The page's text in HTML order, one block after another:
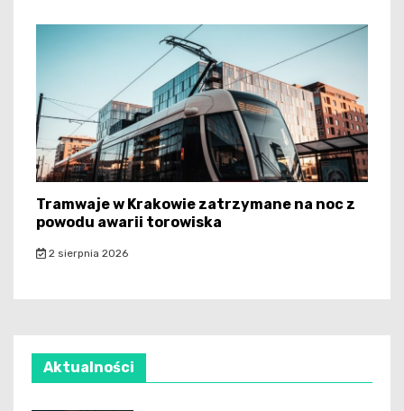
Tramwaje w Krakowie zatrzymane na noc z
powodu awarii torowiska
2 sierpnia 2026
Aktualności